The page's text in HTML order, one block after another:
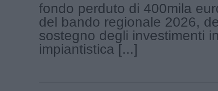
fondo perduto di 400mila
del bando regionale 2026,
sostegno degli investimenti
impiantistica [...]